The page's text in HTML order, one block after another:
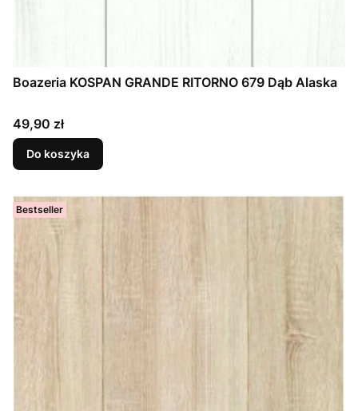
Boazeria KOSPAN GRANDE RITORNO 679 Dąb Alaska
Cena
49,90 zł
Do koszyka
Bestseller